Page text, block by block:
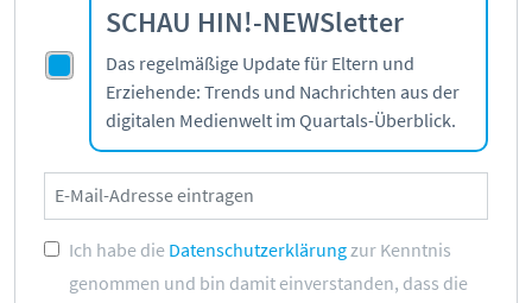
SCHAU HIN!-NEWSletter
Das regelmäßige Update für Eltern und
Erziehende: Trends und Nachrichten aus der
digitalen Medienwelt im Quartals-Überblick.
Ich habe die Datenschutzerklärungzur Kenntnis
genommen und bin damit einverstanden, dass die